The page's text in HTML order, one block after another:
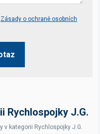
Zásady o ochraně osobních
Rychlospojky J.G.
v kategorii Rychlospojky J.G.